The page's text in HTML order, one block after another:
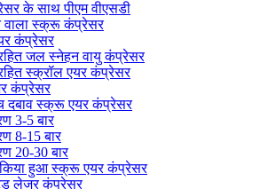
के साथ पीएम वीएसडी
वाला स्क्रू कंप्रेसर
कंप्रेसर
जल स्नेहन वायु कंप्रेसर
स्क्रॉल एयर कंप्रेसर
कंप्रेसर
दबाव स्क्रू एयर कंप्रेसर
3-5 बार
8-15 बार
20-30 बार
हुआ स्क्रू एयर कंप्रेसर
लेजर कंप्रेसर